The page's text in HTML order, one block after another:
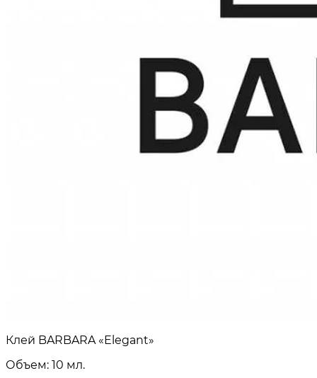
Клей BARBARA «Elegant»
Объем: 10 мл.